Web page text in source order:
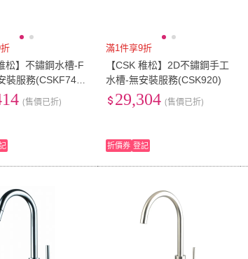
松】不鏽鋼水槽-F
裝服務(CSKF744
(售價已折)
滿1件享9折
【CSK 稚松】2D不鏽鋼手工
水槽-無安裝服務(CSK920)
29,304 (售價已折)
折價券 登記